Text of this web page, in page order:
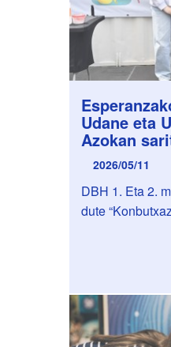
Udane eta
Azokan
2026/05/11
DBH 1. Eta 2.
dute